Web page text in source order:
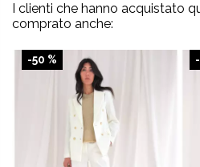
I clienti che hanno acquistato
comprato anche:
-50 %